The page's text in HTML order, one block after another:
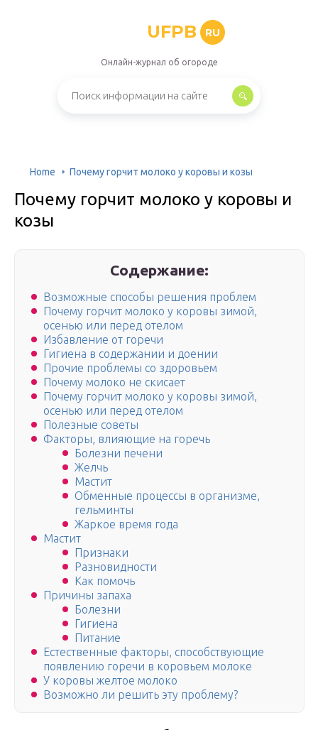
UFPB RU
Онлайн-журнал об огороде
Home Почему горчит молоко у коровы и козы
Почему горчит молоко у коровы и
козы
Содержание:
Возможные способы решения проблем
Почему горчит молоко у коровы зимой,
осенью или перед отелом
Избавление от горечи
Гигиена в содержании и доении
Прочие проблемы со здоровьем
Почему молоко не скисает
Почему горчит молоко у коровы зимой,
осенью или перед отелом
Полезные советы
Факторы, влияющие на горечь
Болезни печени
Желчь
Мастит
Обменные процессы в организме,
гельминты
Жаркое время года
Мастит
Признаки
Разновидности
Как помочь
Причины запаха
Болезни
Гигиена
Питание
Естественные факторы, способствующие
появлению горечи в коровьем молоке
У коровы желтое молоко
Возможно ли решить эту проблему?